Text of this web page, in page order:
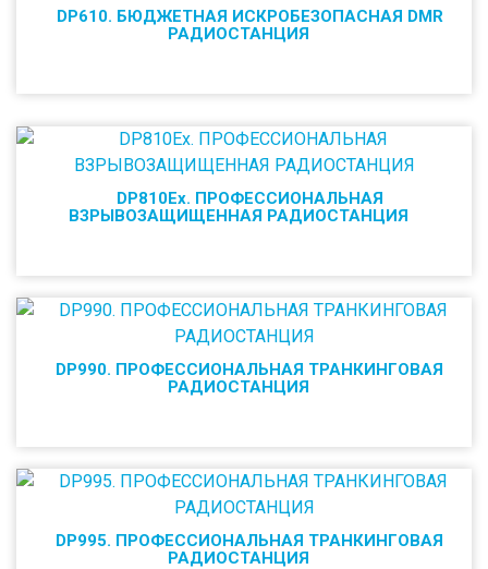
DP610. БЮДЖЕТНАЯ ИСКРОБЕЗОПАСНАЯ DMR
РАДИОСТАНЦИЯ
DP810Ex. ПРОФЕССИОНАЛЬНАЯ
ВЗРЫВОЗАЩИЩЕННАЯ РАДИОСТАНЦИЯ
DP990. ПРОФЕССИОНАЛЬНАЯ ТРАНКИНГОВАЯ
РАДИОСТАНЦИЯ
DP995. ПРОФЕССИОНАЛЬНАЯ ТРАНКИНГОВАЯ
РАДИОСТАНЦИЯ